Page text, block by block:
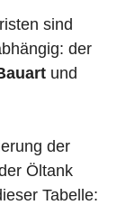
sind
der
und
der
Öltank
Tabelle: